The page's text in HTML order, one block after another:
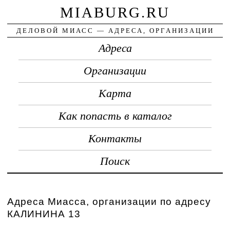
MIABURG.RU
ДЕЛОВОЙ МИАСС — АДРЕСА, ОРГАНИЗАЦИИ
Адреса
Организации
Карта
Как попасть в каталог
Контакты
Поиск
Адреса Миасса, организации по адресу
КАЛИНИНА 13